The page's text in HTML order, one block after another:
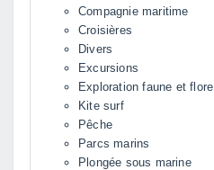
Compagnie maritime
Croisières
Divers
Excursions
Exploration faune et flore
Kite surf
Pêche
Parcs marins
Plongée sous marine